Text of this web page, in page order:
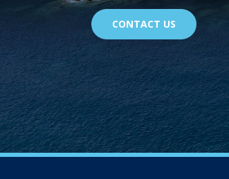
CONTACT US